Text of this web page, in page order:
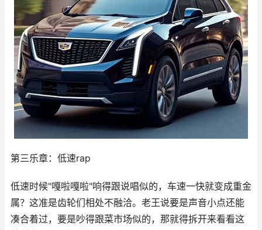
第三乐章：低速rap
低速时候"嘎啦嘎啦"响得跟说唱似的，车速一快就变成重金
属？这准是齿轮们相处不融洽。老王说要是声音小点还能
凑合着过，要是吵得跟菜市场似的，那就得拆开来看看这